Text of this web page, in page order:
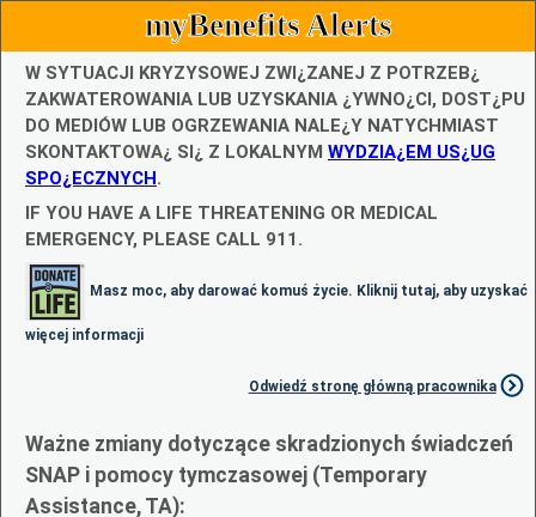
myBenefits Alerts
W SYTUACJI KRYZYSOWEJ ZWI¿ZANEJ Z POTRZEB¿
ZAKWATEROWANIA LUB UZYSKANIA ¿YWNO¿CI, DOST¿PU
DO MEDIÓW LUB OGRZEWANIA NALE¿Y NATYCHMIAST
SKONTAKTOWA¿ SI¿ Z LOKALNYM WYDZIA¿EM US¿UG
SPO¿ECZNYCH.
IF YOU HAVE A LIFE THREATENING OR MEDICAL
EMERGENCY, PLEASE CALL 911.
Masz moc, aby darować komuś życie. Kliknij tutaj, aby uzyskać
więcej informacji
Odwiedź stronę główną pracownika
Ważne zmiany dotyczące skradzionych świadczeń
SNAP i pomocy tymczasowej (Temporary
Assistance, TA):